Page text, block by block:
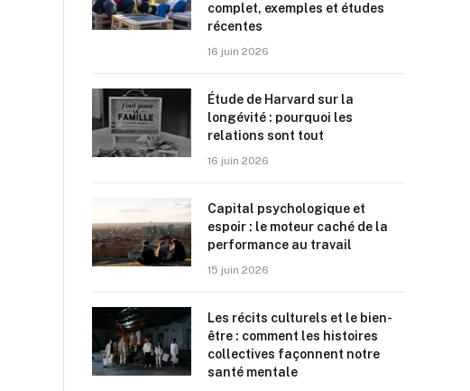
complet, exemples et études
récentes
16 juin 2026
Étude de Harvard sur la
longévité : pourquoi les
relations sont tout
16 juin 2026
Capital psychologique et
espoir : le moteur caché de la
performance au travail
15 juin 2026
Les récits culturels et le bien-
être : comment les histoires
collectives façonnent notre
santé mentale